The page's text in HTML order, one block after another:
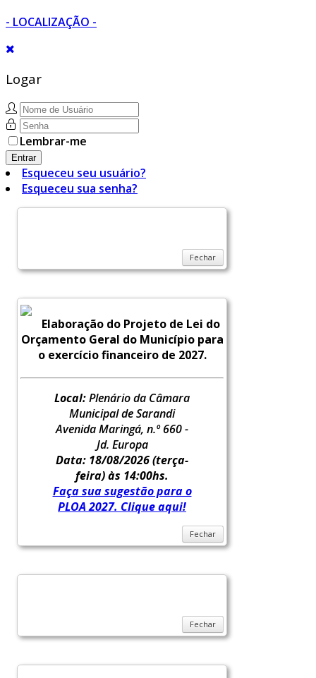
- LOCALIZAÇÃO -
Logar
Lembrar-me
Entrar
Esqueceu seu usuário?
Esqueceu sua senha?
Fechar
Elaboração do Projeto de Lei do
Orçamento Geral do Município para
o exercício financeiro de 2027.
Local:Plenário da Câmara
Municipal de Sarandi
Avenida Maringá, n.º 660 -
Jd. Europa
Data: 18/08/2026(terça-
feira) às 14:00hs.
Faça sua sugestão para o
PLOA 2027. Clique aqui!
Fechar
Fechar